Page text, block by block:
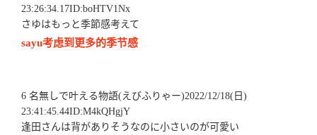
23:26:34.17ID:boHTV1Nx
さゆはもっと季節感考えて
sayu考虑到更多的季节感
6 名無しで叶える物語(えびふりゃー)2022/12/18(日)
23:41:45.44ID:M4kQHgjY
逢田さんは背がありそうなのに小さいのが可愛い